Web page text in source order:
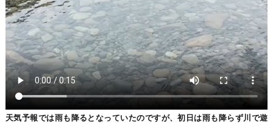
天気予報では雨も降るとなっていたのですが、初日は雨も降らず川で遊